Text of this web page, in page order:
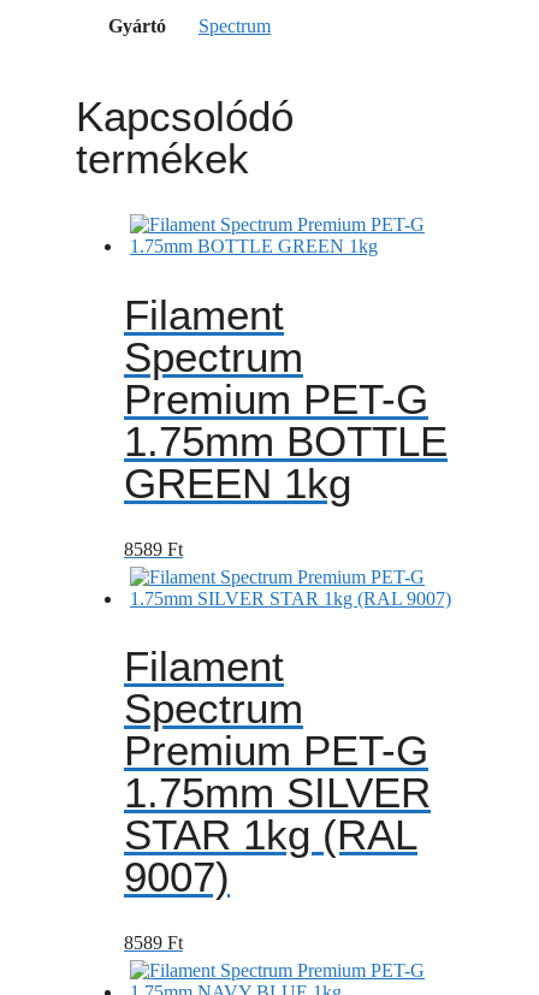
Gyártó Spectrum
Kapcsolódó
termékek
Filament
Spectrum
Premium PET-G
1.75mm BOTTLE
GREEN 1kg
8589 Ft
Filament
Spectrum
Premium PET-G
1.75mm SILVER
STAR 1kg (RAL
9007)
8589 Ft